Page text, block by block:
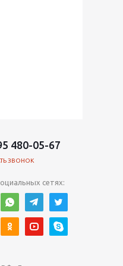
480-05-67
ЗВОНОК
сетях: